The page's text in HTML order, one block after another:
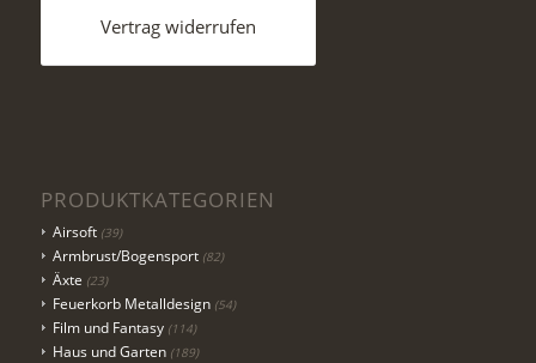
Vertrag widerrufen
PRODUKTKATEGORIEN
Airsoft (39)
Armbrust/Bogensport (82)
Äxte (23)
Feuerkorb Metalldesign (54)
Film und Fantasy (114)
Haus und Garten (189)